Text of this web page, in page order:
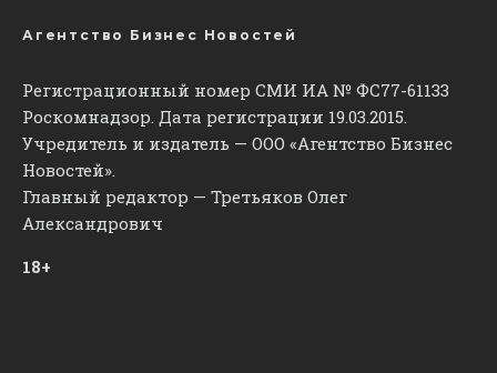
Агентство Бизнес Новостей
Регистрационный номер СМИ ИА № ФС77-61133
Роскомнадзор. Дата регистрации 19.03.2015.
Учредитель и издатель — ООО «Агентство Бизнес
Новостей».
Главный редактор — Третьяков Олег
Александрович
18+